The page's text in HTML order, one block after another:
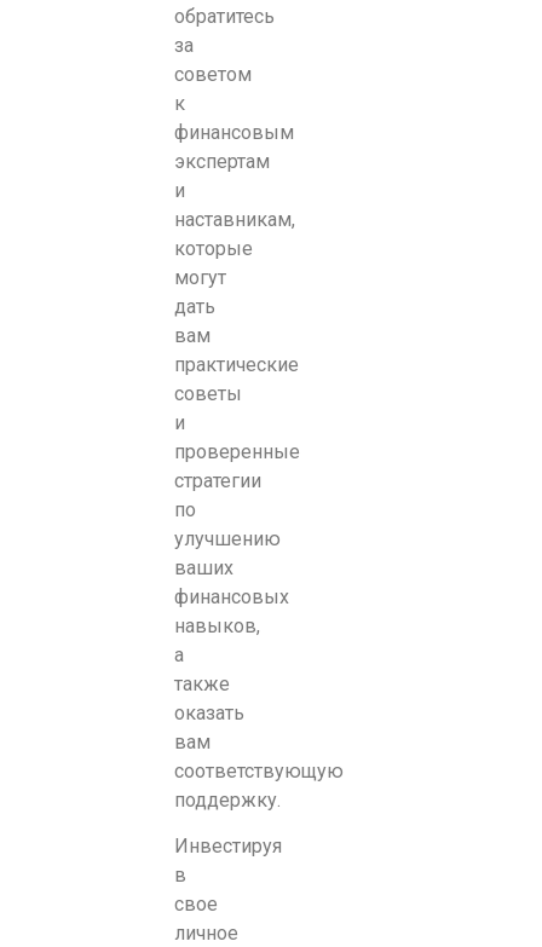
обратитесь
за
советом
к
финансовым
экспертам
и
наставникам,
которые
могут
дать
вам
практические
советы
и
проверенные
стратегии
по
улучшению
ваших
финансовых
навыков,
а
также
оказать
вам
соответствующую
поддержку.
Инвестируя
в
свое
личное